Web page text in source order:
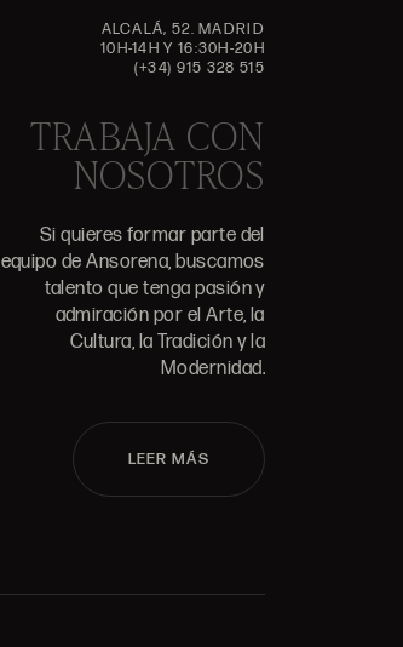
ALCALÁ, 52. MADRID
10H-14H Y 16:30H-20H
(+34) 915 328 515
TRABAJA CON
NOSOTROS
Si quieres formar parte del
equipo de Ansorena, buscamos
talento que tenga pasión y
admiración por el Arte, la
Cultura, la Tradición y la
Modernidad.
LEER MÁS